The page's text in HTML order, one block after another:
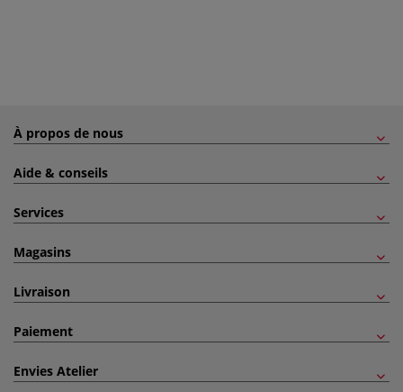
À propos de nous
Aide & conseils
Services
Magasins
Livraison
Paiement
Envies Atelier